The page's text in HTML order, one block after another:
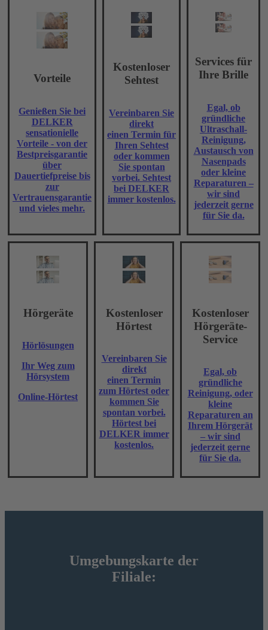
Vorteile
Genießen Sie bei
DELKER
sensationielle
Vorteile - von der
Bestpreisgarantie
über
Dauertiefpreise bis
zur
Vertrauensgarantie
und vieles mehr.
Kostenloser
Sehtest
Vereinbaren Sie
direkt
einen Termin für
Ihren Sehtest
oder kommen
Sie spontan
vorbei. Sehtest
bei DELKER
immer kostenlos.
Services für
Ihre Brille
Egal, ob
gründliche
Ultraschall-
Reinigung,
Austausch von
Nasenpads
oder kleine
Reparaturen –
wir sind
jederzeit gerne
für Sie da.
Hörgeräte
Hörlösungen
Ihr Weg zum
Hörsystem
Online-Hörtest
Kostenloser
Hörtest
Vereinbaren Sie
direkt
einen Termin
zum Hörtest oder
kommen Sie
spontan vorbei.
Hörtest bei
DELKER immer
kostenlos.
Kostenloser
Hörgeräte-
Service
Egal, ob
gründliche
Reinigung, oder
kleine
Reparaturen an
Ihrem Hörgerät
– wir sind
jederzeit gerne
für Sie da.
Umgebungskarte der
Filiale: